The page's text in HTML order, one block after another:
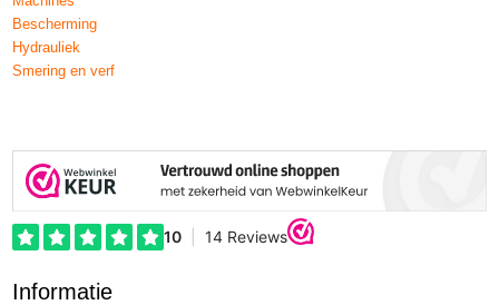
Bescherming
Hydrauliek
Smering en verf
Informatie